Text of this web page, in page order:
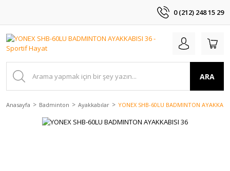
0 (212) 248 15 29
ARA
Anasayfa Badminton Ayakkabılar YONEX SHB-60LU BADMINTON